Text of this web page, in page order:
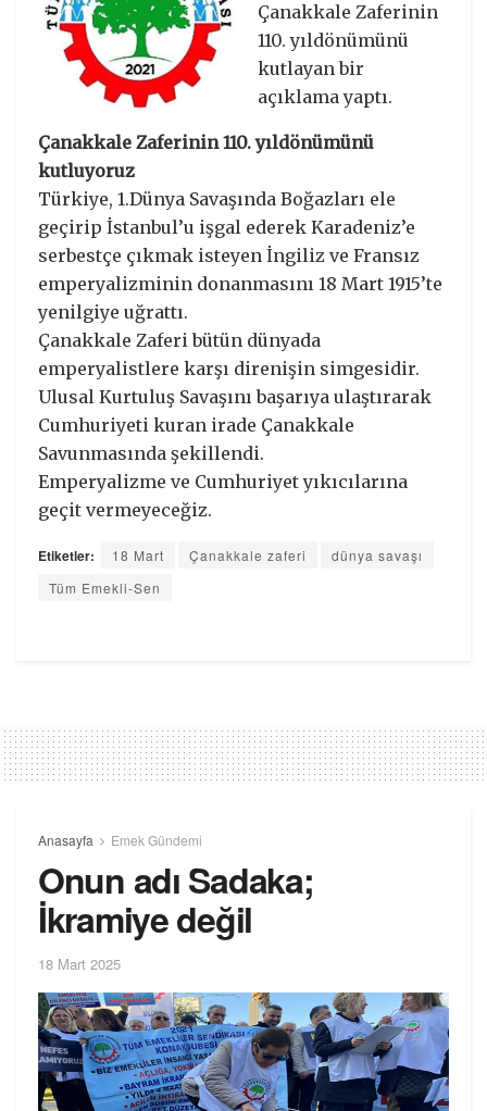
Çanakkale Zaferinin
110. yıldönümünü
kutlayan bir
açıklama yaptı.
Çanakkale Zaferinin 110. yıldönümünü
kutluyoruz
Türkiye, 1.Dünya Savaşında Boğazları ele
geçirip İstanbul’u işgal ederek Karadeniz’e
serbestçe çıkmak isteyen İngiliz ve Fransız
emperyalizminin donanmasını 18 Mart 1915’te
yenilgiye uğrattı.
Çanakkale Zaferi bütün dünyada
emperyalistlere karşı direnişin simgesidir.
Ulusal Kurtuluş Savaşını başarıya ulaştırarak
Cumhuriyeti kuran irade Çanakkale
Savunmasında şekillendi.
Emperyalizme ve Cumhuriyet yıkıcılarına
geçit vermeyeceğiz.
Etiketler: 18 Mart Çanakkale zaferi
dünya savaşı
Tüm Emekli-Sen
Anasayfa Emek Gündemi
Onun adı Sadaka;
İkramiye değil
18 Mart 2025